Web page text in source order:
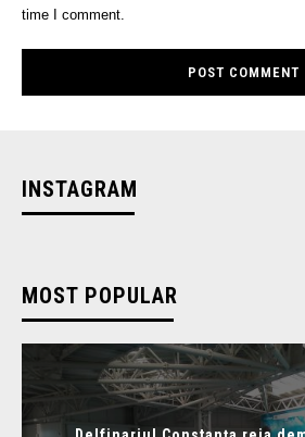
time I comment.
INSTAGRAM
MOST POPULAR